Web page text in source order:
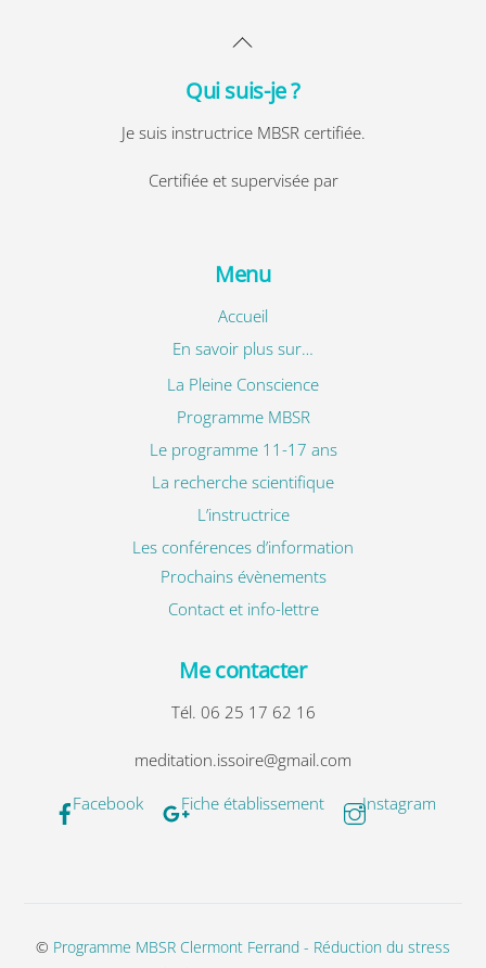
Back
Top
Qui suis-je ?
Je suis instructrice MBSR certifiée.
Certifiée et supervisée par
Menu
Accueil
En savoir plus sur…
La Pleine Conscience
Programme MBSR
Le programme 11-17 ans
La recherche scientifique
L’instructrice
Les conférences d’information
Prochains évènements
Contact et info-lettre
Me contacter
Tél. 06 25 17 62 16
meditation.issoire@gmail.com
Facebook Fiche établissement Instagram
© Programme MBSR Clermont Ferrand - Réduction du stress